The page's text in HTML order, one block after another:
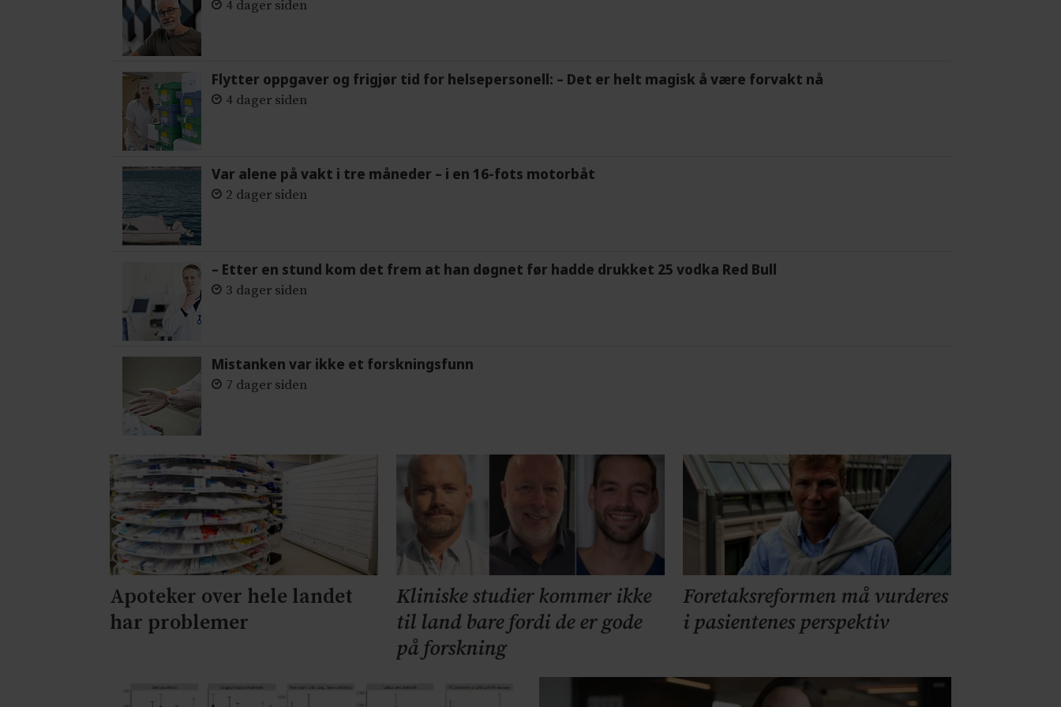
4 dager siden
Flytter oppgaver og frigjør tid for helsepersonell: – Det er helt magisk å være forvakt nå
4 dager siden
Var alene på vakt i tre måneder – i en 16-fots motorbåt
2 dager siden
– Etter en stund kom det frem at han døgnet før hadde drukket 25 vodka Red Bull
3 dager siden
Mistanken var ikke et forskningsfunn
7 dager siden
Apoteker over hele landet
har problemer
Kliniske studier kommer ikke
til land bare fordi de er gode
på forskning
Foretaksreformen må vurderes
i pasientenes perspektiv